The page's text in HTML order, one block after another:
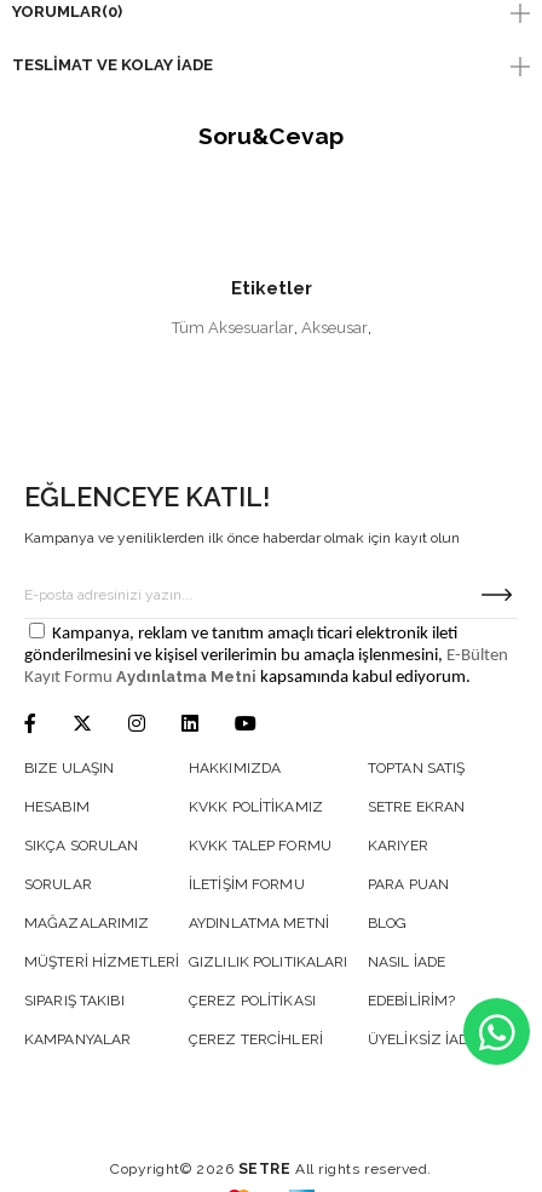
YORUMLAR(0)
TESLIMAT VE KOLAY İADE
Soru&Cevap
Etiketler
Tüm Aksesuarlar, Akseusar,
EĞLENCEYE KATIL!
Kampanya ve yeniliklerden ilk önce haberdar olmak için kayıt olun
Kampanya, reklam ve tanıtım amaçlı ticari elektronik ileti
gönderilmesini ve kişisel verilerimin bu amaçla işlenmesini, E-Bülten
Kayıt Formu Aydınlatma Metni kapsamında kabul ediyorum.
BIZE ULAŞIN
HESABIM
SIKÇA SORULAN
SORULAR
MAĞAZALARIMIZ
MÜŞTERİ HİZMETLERİ
SIPARIŞ TAKIBI
KAMPANYALAR
HAKKIMIZDA
KVKK POLİTİKAMIZ
KVKK TALEP FORMU
İLETİŞİM FORMU
AYDINLATMA METNİ
GIZLILIK POLITIKALARI
ÇEREZ POLİTİKASI
ÇEREZ TERCİHLERİ
TOPTAN SATIŞ
SETRE EKRAN
KARIYER
PARA PUAN
BLOG
NASIL İADE
EDEBİLİRİM?
ÜYELİKSİZ İADE
Copyright© 2026 SETRE All rights reserved.